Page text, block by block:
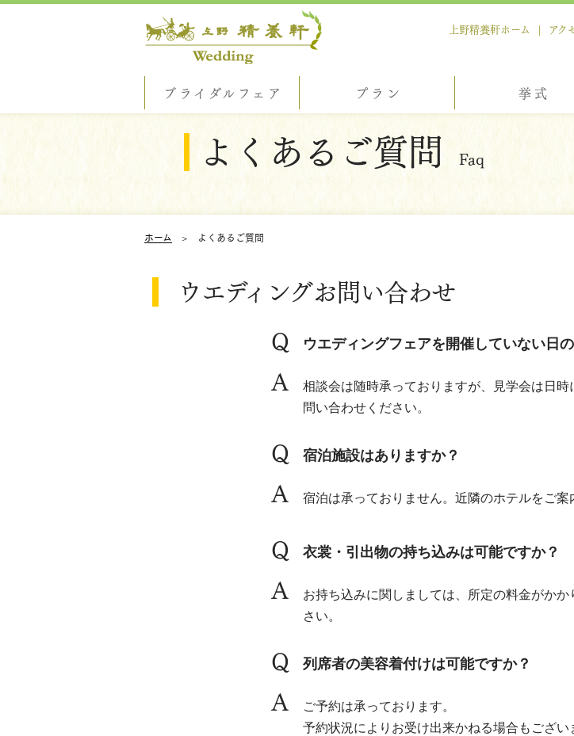
上野精養軒ホーム アク
ブライダルフェア プラン 挙式
よくあるご質問 Faq
ホーム よくあるご質問
ウエディングお問い合わせ
Q ウエディングフェアを開催していない日
A
相談会は随時承っておりますが、見学会は日
問い合わせください。
Q 宿泊施設はありますか？
A 宿泊は承っておりません。近隣のホテルをご案
Q 衣裳・引出物の持ち込みは可能ですか？
A
お持ち込みに関しましては、所定の料金がか
さい。
Q 列席者の美容着付けは可能ですか？
A
ご予約は承っております。
予約状況によりお受け出来かねる場合もござい